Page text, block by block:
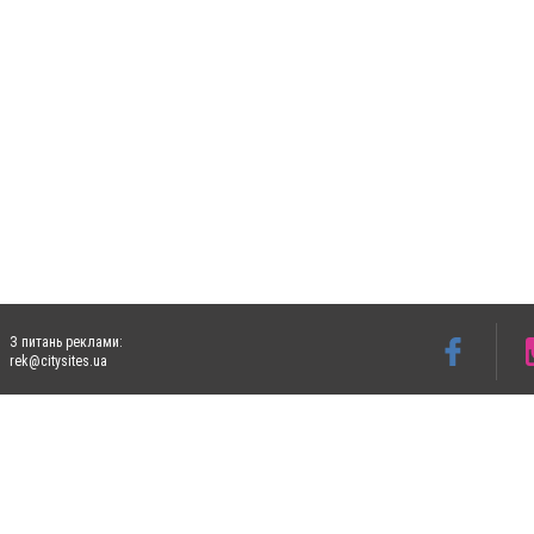
З питань реклами:
rek@citysites.ua